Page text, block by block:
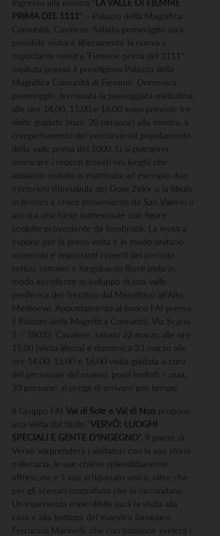
Ingresso alla mostra “LA VALLE DI FIEMME
PRIMA DEL 1111” – Palazzo della Magnifica
Comunità, Cavalese. Sabato pomeriggio sarà
possibile visitare liberamente la nuova e
importante mostra ‘Fiemme prima del 1111”
ospitata presso il prestigioso Palazzo della
Magnifica Comunità di Fiemme. Domenica
pomeriggio, terminata la passeggiata mattutina,
alle ore 14.00, 15.00 e 16.00 sono previste tre
visite guidate (max. 20 persone) alla mostra, a
completamento del percorso sul popolamento
della valle prima del 1000. Lì si potranno
ammirare i reperti trovati nei luoghi che
abbiamo visitato in mattinata ad esempio due
misteriosi titinnabula del Doss Zelor o la fibula
in bronzo a croce proveniente da San Valerio o
ancora una fonte battesimale con figure
scolpite proveniente da Innsbruck. La mostra
espone per la prima volta e in modo unitario
numerosi e importanti reperti del periodo
retico, romano e longobardo illustrando in
modo eccellente lo sviluppo di una valle
periferica del Trentino dal Mesolitico all’Alto
Medioevo. Appuntamento al banco FAI presso
il Palazzo della Magnifica Comunità, Via Scario
1 – 38033, Cavalese, sabato 22 marzo alle ore
15.00 (visita libera) e domenica 23 marzo alle
ore 14.00, 15.00 e 16.00 visita guidata a cura
del personale del museo, posti limitati – max.
20 persone: si prega di arrivare per tempo.
Il Gruppo FAI Val di Sole e Val di Non propone,
una visita dal titolo “VERVÒ: LUOGHI
SPECIALI E GENTE D’INGEGNO“. Il paese di
Vervò sorprenderà i visitatori con la sua storia
millenaria, le sue chiese splendidamente
affrescate e il suo artigianato unico, oltre che
per gli scenari mozzafiato che lo circondano.
Un’esperienza imperdibile sarà la visita alla
casa e alla bottega del maestro fornelaro
Ferruccio Marinelli, che con passione svelerà i